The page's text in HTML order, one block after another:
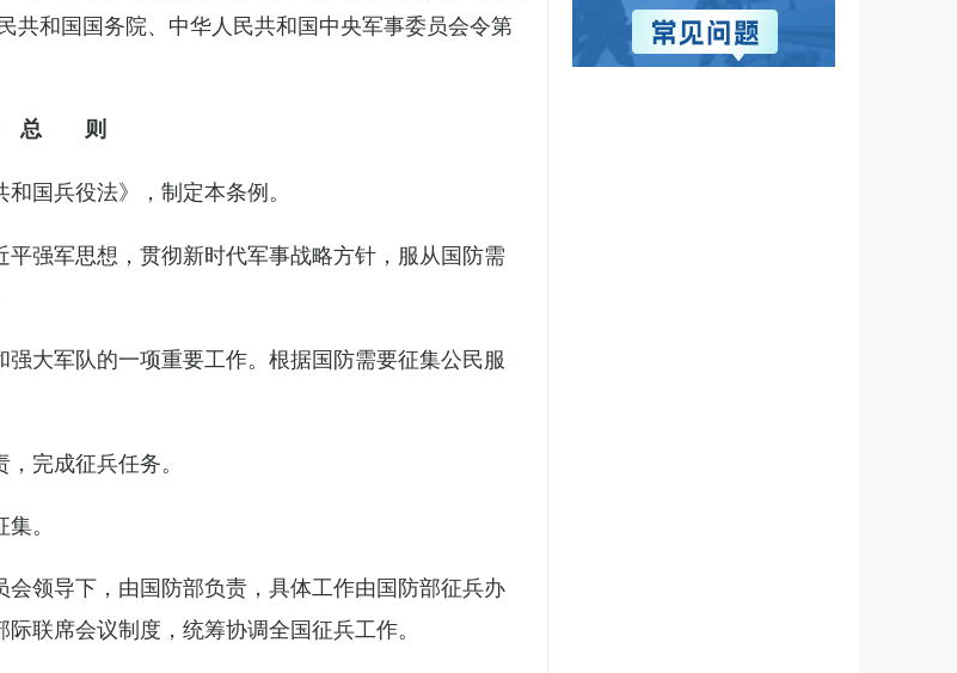
和国国务院、中华人民共和国中央军事委员会令第
总 则
国兵役法》，制定本条例。
强军思想，贯彻新时代军事战略方针，服从国防需
大军队的一项重要工作。根据国防需要征集公民服
完成征兵任务。
。
领导下，由国防部负责，具体工作由国防部征兵办
联席会议制度，统筹协调全国征兵工作。